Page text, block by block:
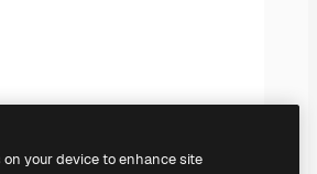
your device to enhance site